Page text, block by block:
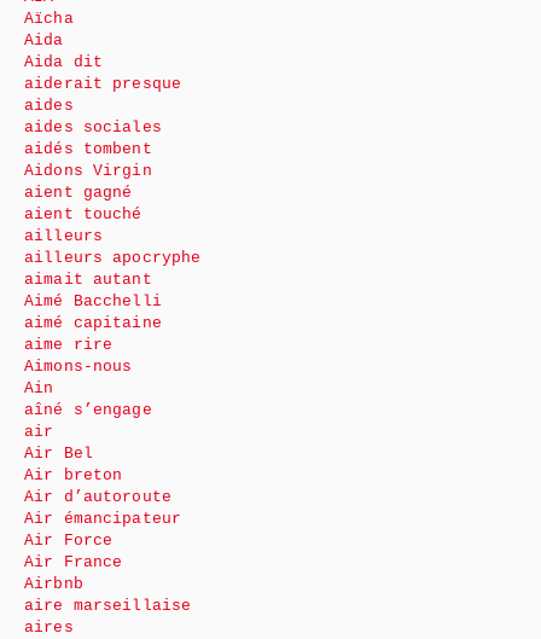
Aïcha
Aida
Aida dit
aiderait presque
aides
aides sociales
aidés tombent
Aidons Virgin
aient gagné
aient touché
ailleurs
ailleurs apocryphe
aimait autant
Aimé Bacchelli
aimé capitaine
aime rire
Aimons-nous
Ain
aîné s’engage
air
Air Bel
Air breton
Air d’autoroute
Air émancipateur
Air Force
Air France
Airbnb
aire marseillaise
aires